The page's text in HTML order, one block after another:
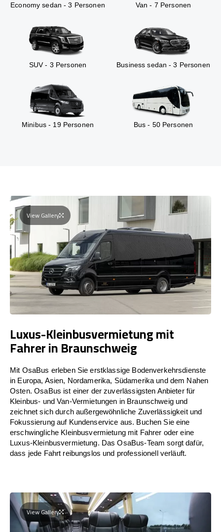
Economy sedan - 3 Personen Van - 7 Personen
SUV - 3 Personen Business sedan - 3 Personen
Minibus - 19 Personen Bus - 50 Personen
View Gallery
Luxus-Kleinbusvermietung mit
Fahrer in Braunschweig
Mit OsaBus erleben Sie erstklassige Bodenverkehrsdienste
in Europa, Asien, Nordamerika, Südamerika und dem Nahen
Osten. OsaBus ist einer der zuverlässigsten Anbieter für
Kleinbus- und Van-Vermietungen in Braunschweig und
zeichnet sich durch außergewöhnliche Zuverlässigkeit und
Fokussierung auf Kundenservice aus. Buchen Sie eine
erschwingliche Kleinbusvermietung mit Fahrer oder eine
Luxus-Kleinbusvermietung. Das OsaBus-Team sorgt dafür,
dass jede Fahrt reibungslos und professionell verläuft.
View Gallery